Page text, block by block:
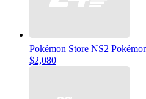
Pokémon Store NS2
$2,080